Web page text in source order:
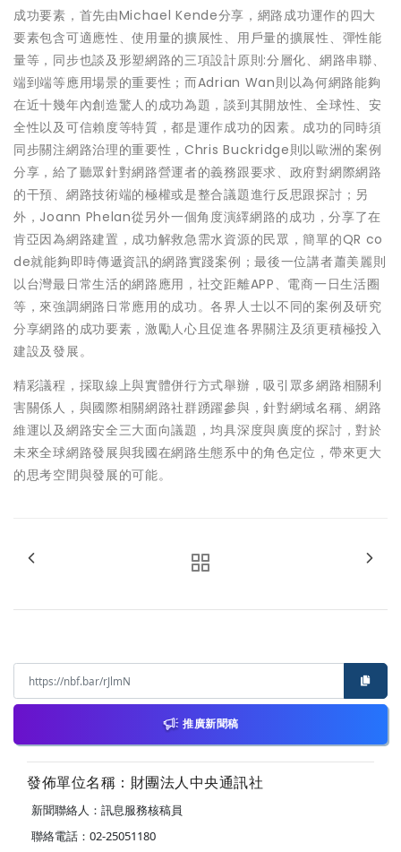
成功要素，首先由Michael Kende分享，網路成功運作的四大
要素包含可適應性、使用量的擴展性、用戶量的擴展性、彈性能
量等，同步也談及形塑網路的三項設計原則:分層化、網路串聯、
端到端等應用場景的重要性；而Adrian Wan則以為何網路能夠
在近十幾年內創造驚人的成功為題，談到其開放性、全球性、安
全性以及可信賴度等特質，都是運作成功的因素。成功的同時須
同步關注網路治理的重要性，Chris Buckridge則以歐洲的案例
分享，給了聽眾針對網路營運者的義務跟要求、政府對網際網路
的干預、網路技術端的極權或是整合議題進行反思跟探討；另
外，Joann Phelan從另外一個角度演繹網路的成功，分享了在
肯亞因為網路建置，成功解救急需水資源的民眾，簡單的QR co
de就能夠即時傳遞資訊的網路實踐案例；最後一位講者蕭美麗則
以台灣最日常生活的網路應用，社交距離APP、電商一日生活圈
等，來強調網路日常應用的成功。各界人士以不同的案例及研究
分享網路的成功要素，激勵人心且促進各界關注及須更積極投入
建設及發展。
精彩議程，採取線上與實體併行方式舉辦，吸引眾多網路相關利
害關係人，與國際相關網路社群踴躍參與，針對網域名稱、網路
維運以及網路安全三大面向議題，均具深度與廣度的探討，對於
未來全球網路發展與我國在網路生態系中的角色定位，帶來更大
的思考空間與發展的可能。
推廣新聞稿
發佈單位名稱：財團法人中央通訊社
新聞聯絡人：訊息服務核稿員
聯絡電話：02-25051180